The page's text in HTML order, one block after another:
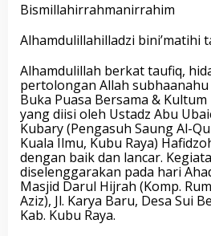
Bismillahirrahmanirrahim
Alhamdulillahilladzi bini’matihi
Alhamdulillah berkat taufiq,
pertolongan Allah subhaanahu
Buka Puasa Bersama &
yang diisi oleh Ustadz Abu
Kubary (Pengasuh Saung Al-
Kuala Ilmu, Kubu Raya)
dengan baik dan lancar.
diselenggarakan pada hari
Masjid Darul Hijrah (Komp.
Aziz), Jl. Karya Baru, Desa Sui
Kab. Kubu Raya.